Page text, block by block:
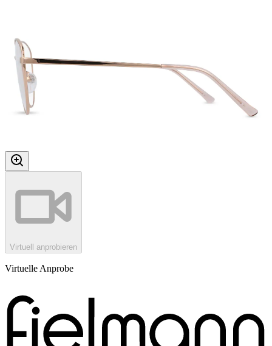
Virtuell anprobieren
Virtuelle Anprobe